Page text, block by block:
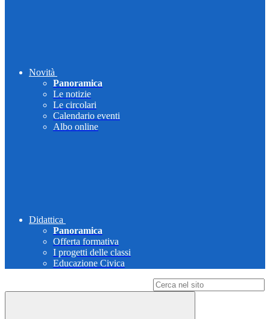
Novità
Panoramica
Le notizie
Le circolari
Calendario eventi
Albo online
Didattica
Panoramica
Offerta formativa
I progetti delle classi
Educazione Civica